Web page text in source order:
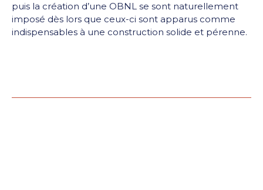
puis la création d’une OBNL se sont naturellement
imposé dès lors que ceux-ci sont apparus comme
indispensables à une construction solide et pérenne.